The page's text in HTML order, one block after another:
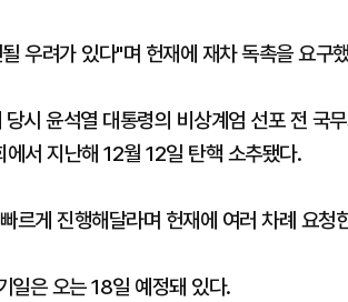
우려가 있다"며 헌재에 재차 독촉을 요구
시 윤석열 대통령의 비상계엄 선포 전 국
서 지난해 12월 12일 탄핵 소추됐다.
르게 진행해달라며 헌재에 여러 차례 요청
일은 오는 18일 예정돼 있다.